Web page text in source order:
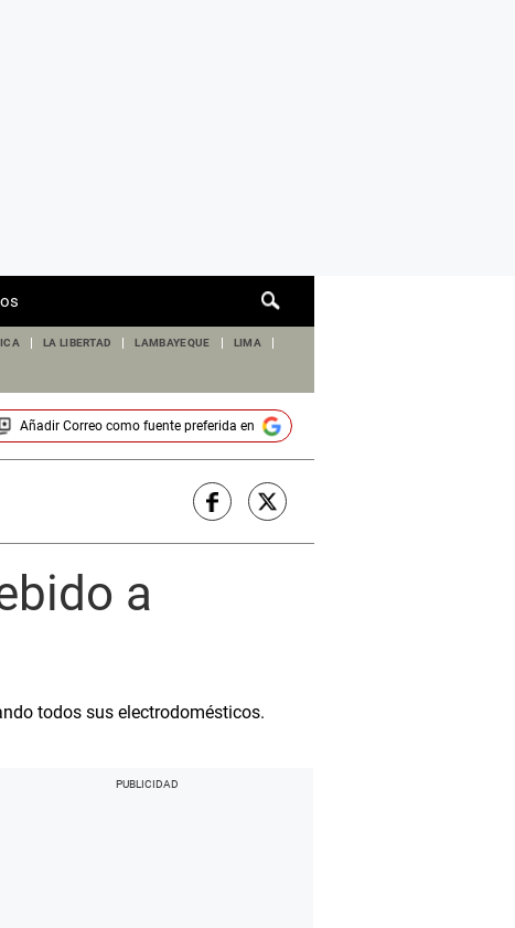
de
ICA LA LIBERTAD LAMBAYEQUE LIMA
Añadir Correocomo fuente preferida en
a
todos sus electrodomésticos.